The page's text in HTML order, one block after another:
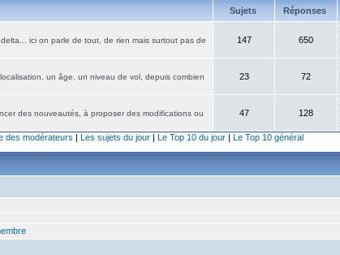
Sujets Réponses
ici on parle de tout, de rien mais surtout pas de
147 650
un âge, un niveau de vol, depuis combien
23 72
des nouveautés, à proposer des modifications ou
47 128
des modérateurs | Les sujets du jour| Le Top 10 du jour| Le Top 10 général